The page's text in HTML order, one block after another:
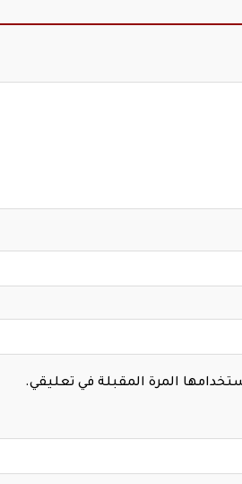
المرة المقبلة في تعليقي.